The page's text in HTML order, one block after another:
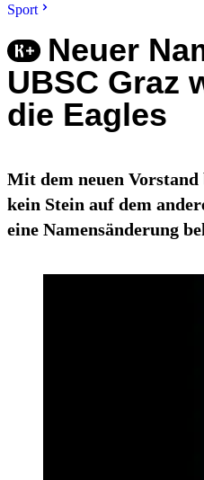
Sport
Neuer
UBSC Graz
die Eagles
Mit dem neuen
kein Stein auf dem
eine Namensänderung